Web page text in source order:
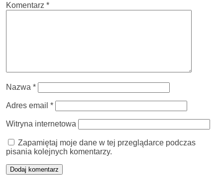
Komentarz *
Nazwa *
Adres email *
Witryna internetowa
Zapamiętaj moje dane w tej przeglądarce podczas
pisania kolejnych komentarzy.